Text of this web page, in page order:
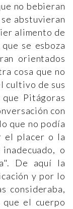
no bebieran
abstuvieran
alimento de
se esboza
orientados
cosa que no
cultivo de sus
Pitágoras
con
que no podía
el placer o la
o
De aquí la
y por lo
consideraba,
que el cuerpo